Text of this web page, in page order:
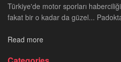
Türkiye'de motor sporları
fakat bir o kadar da güzel...
Read more